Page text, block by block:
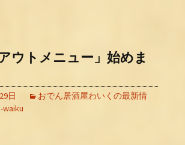
ウトメニュー」始めま
日
おでん居酒屋わいくの最新情
waiku